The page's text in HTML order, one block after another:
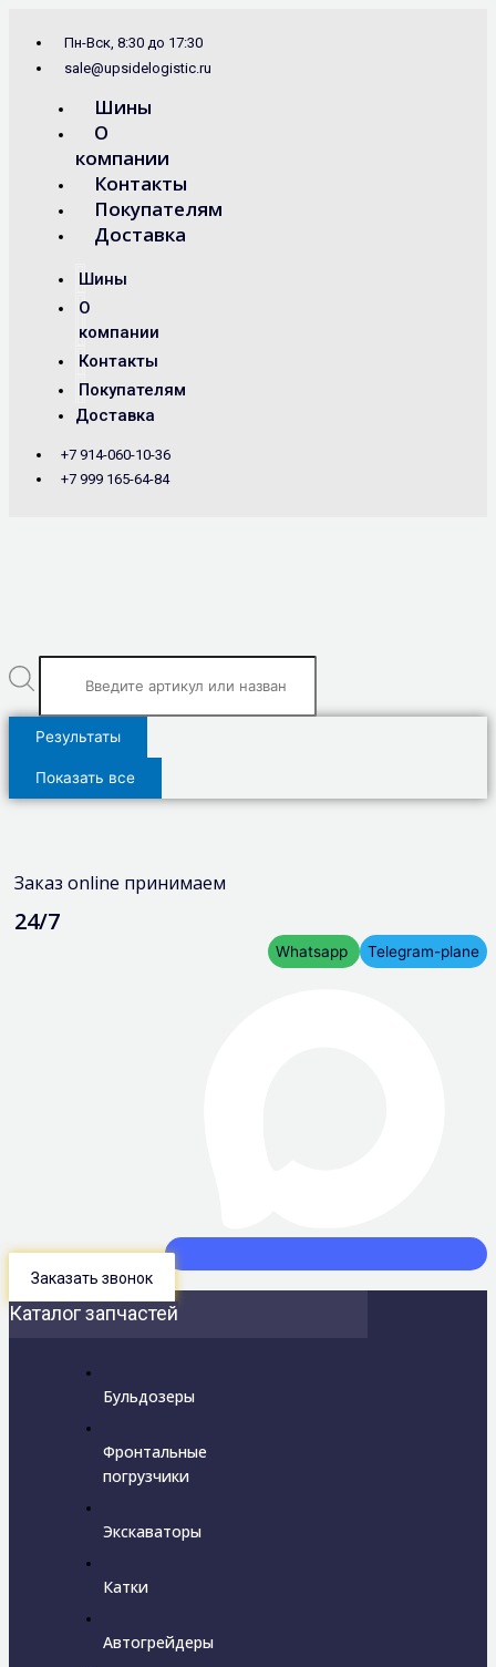
содержимому
Пн-Вск, 8:30 до 17:30
sale@upsidelogistic.ru
Шины
О
компании
Контакты
Покупателям
Доставка
Шины
О
компании
Контакты
Покупателям
Доставка
+7 914-060-10-36
+7 999 165-64-84
Результаты
Показать все
Заказ online принимаем
24/7
Whatsapp Telegram-plane
Заказать звонок
Каталог запчастей
Бульдозеры
Фронтальные
погрузчики
Экскаваторы
Катки
Автогрейдеры